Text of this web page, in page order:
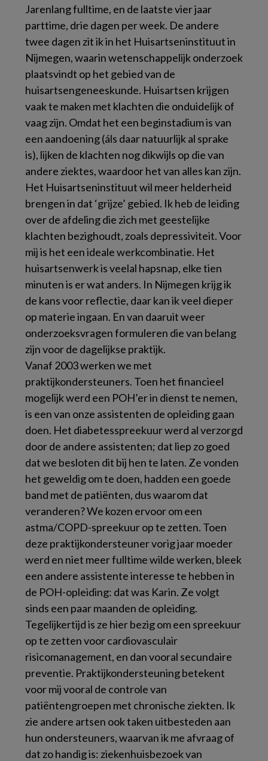
Jarenlang fulltime, en de laatste vier jaar
parttime, drie dagen per week. De andere
twee dagen zit ik in het Huisartseninstituut in
Nijmegen, waarin wetenschappelijk onderzoek
plaatsvindt op het gebied van de
huisartsengeneeskunde. Huisartsen krijgen
vaak te maken met klachten die onduidelijk of
vaag zijn. Omdat het een beginstadium is van
een aandoening (áls daar natuurlijk al sprake
is), lijken de klachten nog dikwijls op die van
andere ziektes, waardoor het van alles kan zijn.
Het Huisartseninstituut wil meer helderheid
brengen in dat ‘grijze’ gebied. Ik heb de leiding
over de afdeling die zich met geestelijke
klachten bezighoudt, zoals depressiviteit. Voor
mij is het een ideale werkcombinatie. Het
huisartsenwerk is veelal hapsnap, elke tien
minuten is er wat anders. In Nijmegen krijg ik
de kans voor reflectie, daar kan ik veel dieper
op materie ingaan. En van daaruit weer
onderzoeksvragen formuleren die van belang
zijn voor de dagelijkse praktijk.
Vanaf 2003 werken we met
praktijkondersteuners. Toen het financieel
mogelijk werd een POH’er in dienst te nemen,
is een van onze assistenten de opleiding gaan
doen. Het diabetesspreekuur werd al verzorgd
door de andere assistenten; dat liep zo goed
dat we besloten dit bij hen te laten. Ze vonden
het geweldig om te doen, hadden een goede
band met de patiënten, dus waarom dat
veranderen? We kozen ervoor om een
astma/COPD-spreekuur op te zetten. Toen
deze praktijkondersteuner vorig jaar moeder
werd en niet meer fulltime wilde werken, bleek
een andere assistente interesse te hebben in
de POH-opleiding: dat was Karin. Ze volgt
sinds een paar maanden de opleiding.
Tegelijkertijd is ze hier bezig om een spreekuur
op te zetten voor cardiovasculair
risicomanagement, en dan vooral secundaire
preventie. Praktijkondersteuning betekent
voor mij vooral de controle van
patiëntengroepen met chronische ziekten. Ik
zie andere artsen ook taken uitbesteden aan
hun ondersteuners, waarvan ik me afvraag of
dat zo handig is: ziekenhuisbezoek van